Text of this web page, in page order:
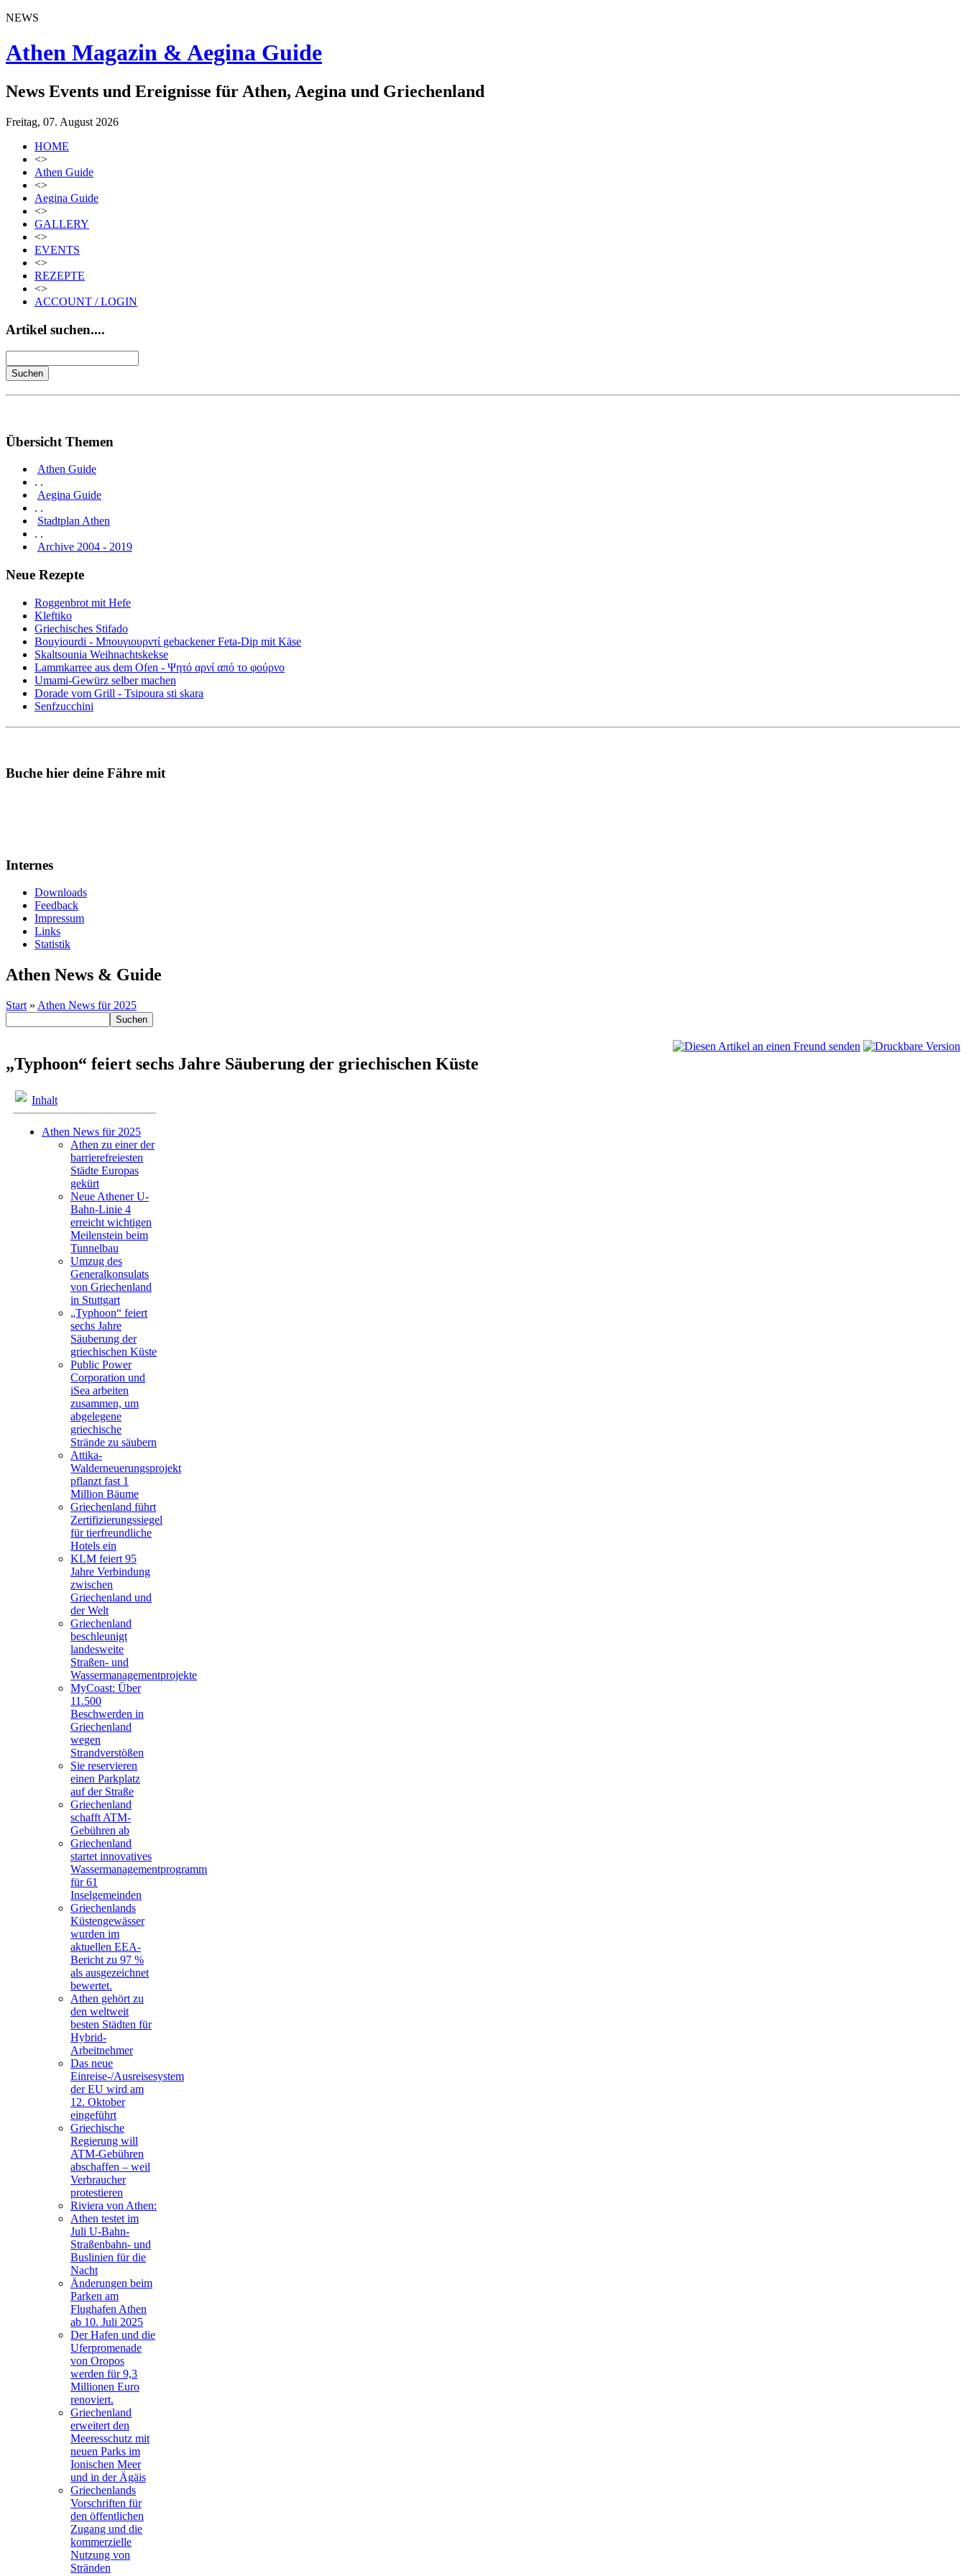
NEWS
Athen Magazin & Aegina Guide
News Events und Ereignisse für Athen, Aegina und Griechenland
Freitag, 07. August 2026
HOME
<>
Athen Guide
<>
Aegina Guide
<>
GALLERY
<>
EVENTS
<>
REZEPTE
<>
ACCOUNT / LOGIN
Artikel suchen....
Übersicht Themen
Athen Guide
. .
Aegina Guide
. .
Stadtplan Athen
. .
Archive 2004 - 2019
Neue Rezepte
Roggenbrot mit Hefe
Kleftiko
Griechisches Stifado
Bouyiourdi - Μπουγιουρντί gebackener Feta-Dip mit Käse
Skaltsounia Weihnachtskekse
Lammkarree aus dem Ofen - Ψητό αρνί από το φούρνο
Umami-Gewürz selber machen
Dorade vom Grill - Tsipoura sti skara
Senfzucchini
Buche hier deine Fähre mit
Internes
Downloads
Feedback
Impressum
Links
Statistik
Athen News & Guide
Start » Athen News für 2025
„Typhoon“ feiert sechs Jahre Säuberung der griechischen Küste
Inhalt
Athen News für 2025
Athen zu einer der
barrierefreiesten
Städte Europas
gekürt
Neue Athener U-
Bahn-Linie 4
erreicht wichtigen
Meilenstein beim
Tunnelbau
Umzug des
Generalkonsulats
von Griechenland
in Stuttgart
„Typhoon“ feiert
sechs Jahre
Säuberung der
griechischen Küste
Public Power
Corporation und
iSea arbeiten
zusammen, um
abgelegene
griechische
Strände zu säubern
Attika-
Walderneuerungsprojekt
pflanzt fast 1
Million Bäume
Griechenland führt
Zertifizierungssiegel
für tierfreundliche
Hotels ein
KLM feiert 95
Jahre Verbindung
zwischen
Griechenland und
der Welt
Griechenland
beschleunigt
landesweite
Straßen- und
Wassermanagementprojekte
MyCoast: Über
11.500
Beschwerden in
Griechenland
wegen
Strandverstößen
Sie reservieren
einen Parkplatz
auf der Straße
Griechenland
schafft ATM-
Gebühren ab
Griechenland
startet innovatives
Wassermanagementprogramm
für 61
Inselgemeinden
Griechenlands
Küstengewässer
wurden im
aktuellen EEA-
Bericht zu 97 %
als ausgezeichnet
bewertet.
Athen gehört zu
den weltweit
besten Städten für
Hybrid-
Arbeitnehmer
Das neue
Einreise-/Ausreisesystem
der EU wird am
12. Oktober
eingeführt
Griechische
Regierung will
ATM-Gebühren
abschaffen – weil
Verbraucher
protestieren
Riviera von Athen:
Athen testet im
Juli U-Bahn-
Straßenbahn- und
Buslinien für die
Nacht
Änderungen beim
Parken am
Flughafen Athen
ab 10. Juli 2025
Der Hafen und die
Uferpromenade
von Oropos
werden für 9,3
Millionen Euro
renoviert.
Griechenland
erweitert den
Meeresschutz mit
neuen Parks im
Ionischen Meer
und in der Ägäis
Griechenlands
Vorschriften für
den öffentlichen
Zugang und die
kommerzielle
Nutzung von
Stränden